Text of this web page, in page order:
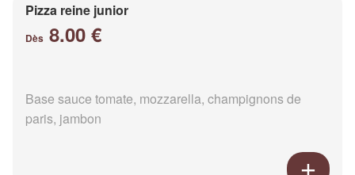
Pizza reine junior
Dès 8.00 €
Base sauce tomate, mozzarella, champignons de
paris, jambon